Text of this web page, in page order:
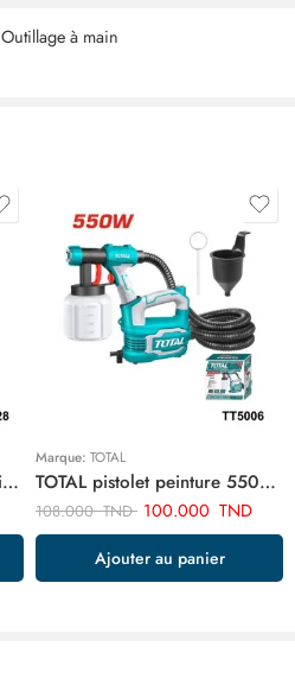
Outillage à main
TOTAL poste soudure 160a inverter TW216028
Marque: TOTAL
TOTAL pistolet peinture 550w TT5006
108.000TND 100.000 TND
Ajouter au panier